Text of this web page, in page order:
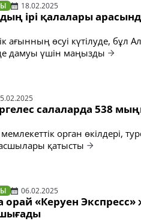
18.02.2025
ірі қалалары
ағынның өсуі күтілуде,
дамуы үшін маңызды
салаларда 538
мемлекеттік орган өкілдері,
қатысты
06.02.2025
«Керуен Экспресс»